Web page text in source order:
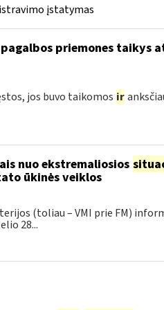
įstatymas
priemones taikys
jos buvo taikomos ir
nuo ekstremaliosios
ūkinės veiklos
(toliau – VMI prie FM)
28...